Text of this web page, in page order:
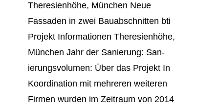
Theresien­höhe, Mün­­chen Neue
Fassaden in zwei Bau­ab­schnitten bti
Projekt Informationen Theresien­höhe,
München Jahr der Sanierung: San­
ierungs­volumen: Über das Projekt In
Koordination mit mehreren weiteren
Firmen wurden im Zeitraum von 2014